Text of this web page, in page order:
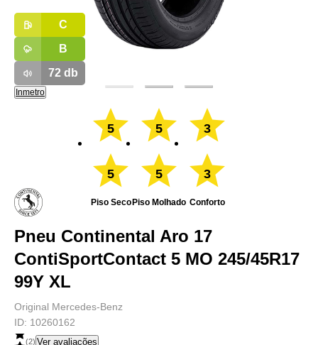
C
B
72db
Inmetro
5
5
Piso Seco
5
5
Piso Molhado
3
3
Conforto
Pneu Continental Aro 17
ContiSportContact 5 MO 245/45R17
99Y XL
Original Mercedes-Benz
ID: 10260162
(2) Ver avaliações